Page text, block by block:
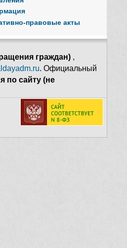
правовые акты
граждан) ,
. Официальный
по сайту (не